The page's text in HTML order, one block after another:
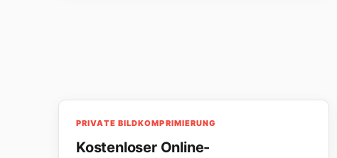
PRIVATE BILDKOMPRIMIERUNG
Kostenloser Online-